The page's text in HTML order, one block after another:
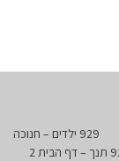
929 ילדים – חנוכה
2